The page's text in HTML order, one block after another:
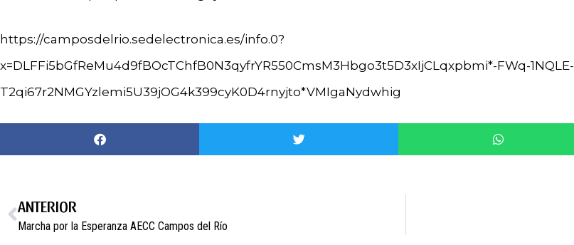
https://camposdelrio.sedelectronica.es/info.0?
x=DLFFi5bGfReMu4d9fBOcTChfB0N3qyfrYR550CmsM3Hbgo3t5D3xIjCLqxpbmi*-FWq-1NQLE-
T2qi67r2NMGYzlemi5U39jOG4k399cyK0D4rnyjto*VMIgaNydwhig
ANTERIOR
Marcha por la Esperanza AECC Campos del Río